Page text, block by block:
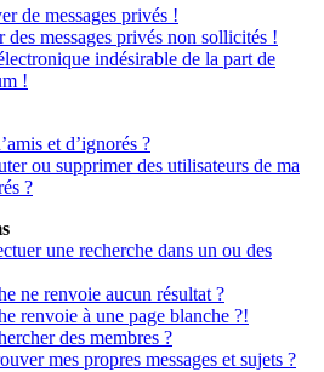
de messages privés !
des messages privés non sollicités !
indésirable de la part de
!
et d’ignorés ?
ou supprimer des utilisateurs de ma
?
une recherche dans un ou des
ne renvoie aucun résultat ?
renvoie à une page blanche ?!
des membres ?
mes propres messages et sujets ?